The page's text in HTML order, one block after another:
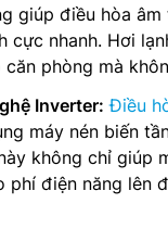
giúp điều hòa
cực nhanh. Hơi
phòng mà
Inverter: Điều
máy nén biến
không chỉ giúp
phí điện năng lên